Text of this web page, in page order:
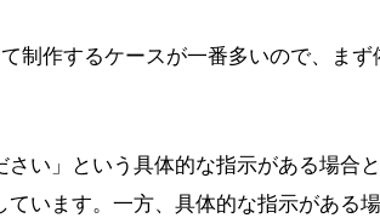
制作するケースが一番多いので、ま
さい」という具体的な指示がある場合
ています。一方、具体的な指示がある